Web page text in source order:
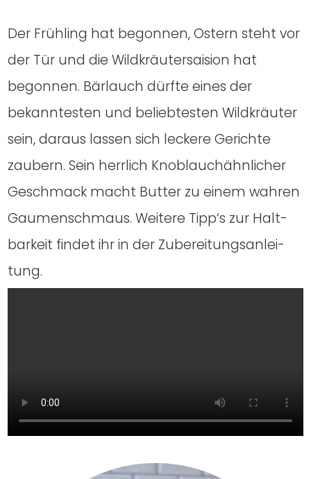
Der Früh­ling hat begon­nen, Ostern steht vor
der Tür und die Wild­kräu­ter­sai­si­on hat
begon­nen. Bär­lauch dürf­te eines der
bekann­tes­ten und belieb­tes­ten Wild­kräu­ter
sein, dar­aus las­sen sich lecke­re Gerich­te
zau­bern. Sein herr­lich Knob­lauch­ähn­li­cher
Geschmack macht But­ter zu einem wah­ren
Gau­men­schmaus. Wei­te­re Tipp‘s zur Halt­
bar­keit fin­det ihr in der Zube­rei­tungs­an­lei­
tung.